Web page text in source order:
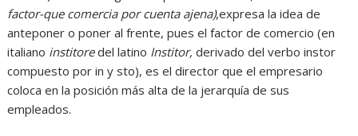
factor-que comercia por cuenta ajena),expresa la idea de
anteponer o poner al frente, pues el factor de comercio (en
italiano institoredel latino Institor,derivado del verbo instor
compuesto por in y sto), es el director que el empresario
coloca en la posición más alta de la jerarquía de sus
empleados.